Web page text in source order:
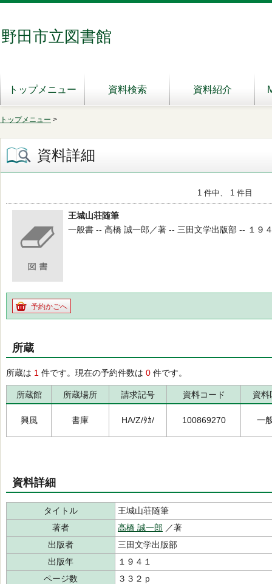
野田市立図書館
トップメニュー 資料検索 資料紹介
トップメニュー >
資料詳細
1 件中、 1 件目
王城山荘随筆
一般書 -- 高橋 誠一郎／著 -- 三田文学出版部 -- １９
予約かごへ
所蔵
所蔵は 1 件です。現在の予約件数は 0 件です。
所蔵館 所蔵場所 請求記号 資料コード 資料
興風 書庫 HA/Z/ﾀｶ/ 100869270 一
資料詳細
タイトル
王城山荘随筆
著者
高橋 誠一郎 ／著
出版者
三田文学出版部
出版年
１９４１
ページ数
３３２ｐ